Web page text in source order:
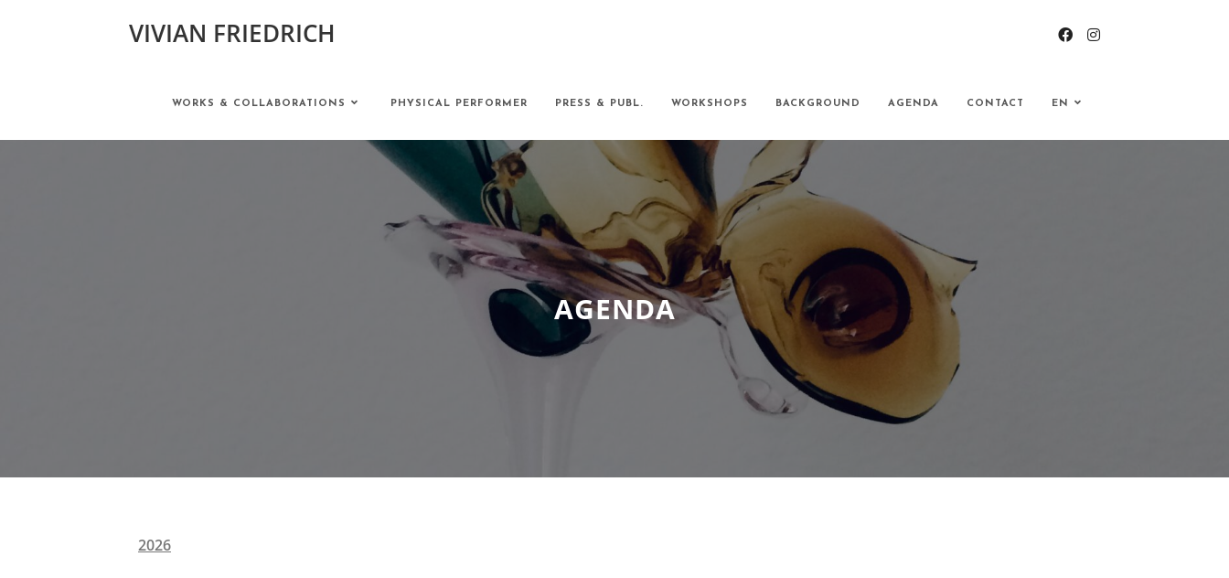
VIVIAN FRIEDRICH
WORKS & COLLABORATIONS PHYSICAL PERFORMER PRESS & PUBL. WORKSHOPS BACKGROUND AGENDA CONTACT EN
AGENDA
2026